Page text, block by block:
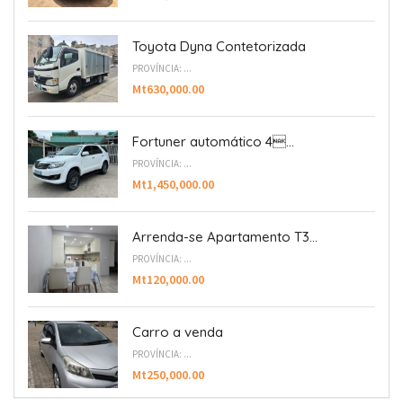
Toyota Dyna Contetorizada
PROVÍNCIA: ...
Mt630,000.00
Fortuner automático 4...
PROVÍNCIA: ...
Mt1,450,000.00
Arrenda-se Apartamento T3...
PROVÍNCIA: ...
Mt120,000.00
Carro a venda
PROVÍNCIA: ...
Mt250,000.00